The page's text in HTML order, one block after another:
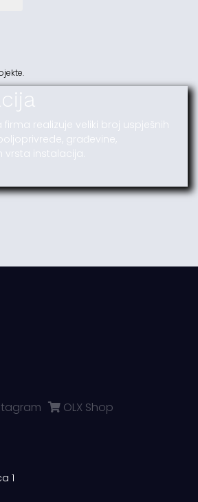
realizuje veliki broj uspješnih
građevine,
instalacija.
OLX Shop
1